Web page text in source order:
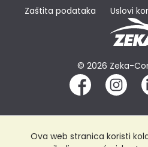
Zaštita podataka Uslovi
© 2026 Zeka-
Ova web stranica koristi